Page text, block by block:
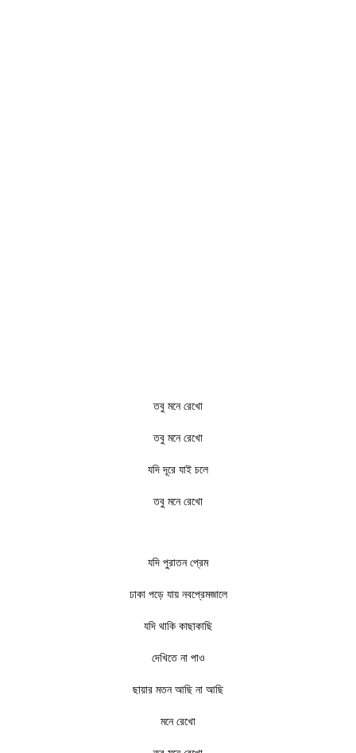
তবু মনে রেখো
তবু মনে রেখো
যদি দূরে যাই চলে
তবু মনে রেখো
যদি পুরাতন প্রেম
ঢাকা পড়ে যায় নবপ্রেমজালে
যদি থাকি কাছাকাছি
দেখিতে না পাও
ছায়ার মতন আছি না আছি
মনে রেখো